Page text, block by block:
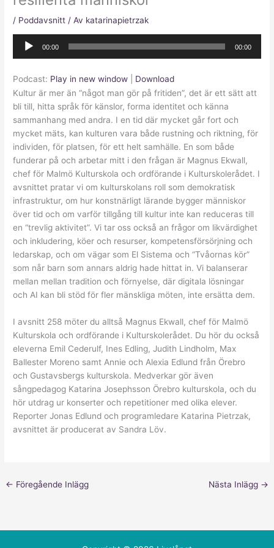
/ Poddavsnitt / Av katarinapietrzak
Ljudspelare
00:00 00:00
Podcast: Play in new window
Download
Kultur är mer än “något man gör på fritiden”, det är ett sätt att
bli till, hitta språk för känslor, forma identitet och känna
sammanhang med andra. I en tid där mycket går fort och
mycket mäts, kan kulturen vara både rustning och riktning, för
individen, för platsen, för ett helt samhälle. En som både
funderar på och arbetar mitt i den frågan är Magnus Ekwall,
chef för Malmö Kulturskola och ordförande i Kulturskolerådet. I
avsnittet pratar vi om kulturskolans roll som demokratisk
infrastruktur, om hur konstnärligt lärande bygger människor
över tid och om varför tillgång till kultur inte kan reduceras till
en “trevlig aktivitet”. Vi tar oss också an frågor om likvärdighet
och inkludering, köer och resurser, kompetensförsörjning och
ledarskap, och om vägar som El Sistema och “Tvåornas kör”
som når barn som annars aldrig hade hittat in. Vi balanserar
mellan mellan tradition och förnyelse, där digitala lösningar
och AI kan bli stöd för fler mänskliga möten, inte ersätta dem.
I avsnitt 258 möter du alltså Magnus Ekwall, chef för Malmö
Kulturskola och ordförande i Kulturskolerådet. Du hör du också
eleverna Emil Cederulf, Ines Edling, Judith Lindholm, Max
Ballester Moreno samt Annie och Alexia Edlund från Örebro
och Gustavsbergs kulturskola. Medverkar gör även
sångpedagog Katarina Josephsson Örebro kulturskola, och du
hör utdrag ur konserter och repetitioner med olika elever.
Reporter Jonas Edlund och programledare Katarina Pietrzak,
avsnittet är producerat av Sandra Löv.
← Föregående Inlägg Nästa Inlägg →